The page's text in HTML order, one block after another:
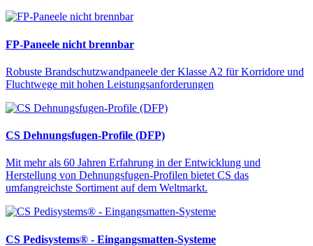
FP-Paneele nicht brennbar
Robuste Brandschutzwandpaneele der Klasse A2 für Korridore und
Fluchtwege mit hohen Leistungsanforderungen
CS Dehnungsfugen-Profile (DFP)
Mit mehr als 60 Jahren Erfahrung in der Entwicklung und
Herstellung von Dehnungsfugen-Profilen bietet CS das
umfangreichste Sortiment auf dem Weltmarkt.
CS Pedisystems® - Eingangsmatten-Systeme